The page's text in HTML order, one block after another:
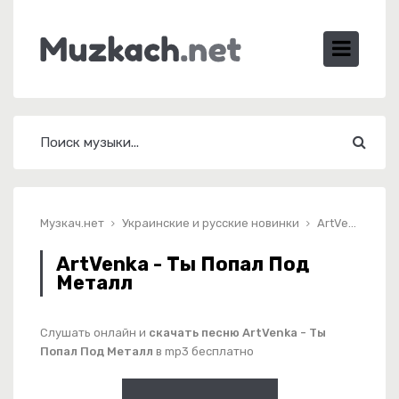
Музкач.нет Украинские и русские новинки ArtVenka - Ты Попал Под Металл
ArtVenka - Ты Попал Под
Металл
Слушать онлайн и скачать песню ArtVenka - Ты
Попал Под Металл в mp3 бесплатно